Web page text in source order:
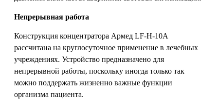
Непрерывная работа
Конструкция концентратора Армед LF-H-10А
рассчитана на круглосуточное применение в лечебных
учреждениях. Устройство предназначено для
непрерывной работы, поскольку иногда только так
можно поддержать жизненно важные функции
организма пациента.